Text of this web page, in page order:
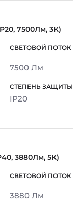
7500Лм, 3К)
7500 Лм
IP20
3880Лм, 5К)
3880 Лм